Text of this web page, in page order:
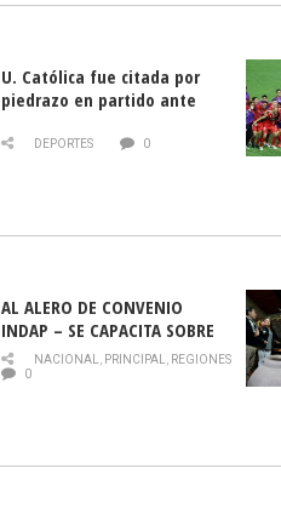
U. Católica fue citada por
piedrazo en partido ante
DEPORTES 0
AL ALERO DE CONVENIO
INDAP – SE CAPACITA SOBRE
PLAGA DROSOPHILA SUZUKII
NACIONAL, PRINCIPAL, REGIONES
0